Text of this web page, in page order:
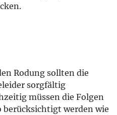
Rodung sollten die
sorgfältig
müssen die Folgen
berücksichtigt werden wie